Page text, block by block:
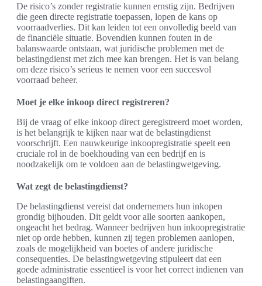
De risico’s zonder registratie kunnen ernstig zijn. Bedrijven
die geen directe registratie toepassen, lopen de kans op
voorraadverlies. Dit kan leiden tot een onvolledig beeld van
de financiële situatie. Bovendien kunnen fouten in de
balanswaarde ontstaan, wat juridische problemen met de
belastingdienst met zich mee kan brengen. Het is van belang
om deze risico’s serieus te nemen voor een succesvol
voorraad beheer.
Moet je elke inkoop direct registreren?
Bij de vraag of elke inkoop direct geregistreerd moet worden,
is het belangrijk te kijken naar wat de belastingdienst
voorschrijft. Een nauwkeurige inkoopregistratie speelt een
cruciale rol in de boekhouding van een bedrijf en is
noodzakelijk om te voldoen aan de belastingwetgeving.
Wat zegt de belastingdienst?
De belastingdienst vereist dat ondernemers hun inkopen
grondig bijhouden. Dit geldt voor alle soorten aankopen,
ongeacht het bedrag. Wanneer bedrijven hun inkoopregistratie
niet op orde hebben, kunnen zij tegen problemen aanlopen,
zoals de mogelijkheid van boetes of andere juridische
consequenties. De belastingwetgeving stipuleert dat een
goede administratie essentieel is voor het correct indienen van
belastingaangiften.